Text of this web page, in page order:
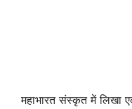
महाभारत संस्कृत में लिखा